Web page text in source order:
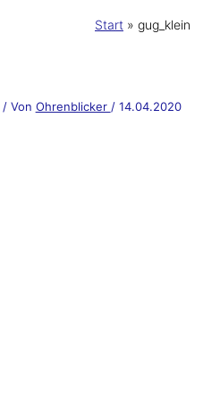
Start gug_klein
/ Von Ohrenblicker / 14.04.2020